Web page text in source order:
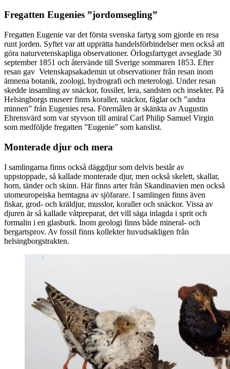
Fregatten Eugenies ”jordomsegling”
Fregatten Eugenie var det första svenska fartyg som gjorde en resa
runt jorden. Syftet var att upprätta handelsförbindelser men också att
göra naturvetenskapliga observationer. Örlogsfartyget avseglade 30
september 1851 och återvände till Sverige sommaren 1853. Efter
resan gav Vetenskapsakademin ut observationer från resan inom
ämnena botanik, zoologi, hydrografi och meterologi. Under resan
skedde insamling av snäckor, fossiler, lera, sandsten och insekter. På
Helsingborgs museer finns koraller, snäckor, fåglar och ”andra
minnen” från Eugenies resa. Föremålen är skänkta av Augustin
Ehrensvärd som var styvson till amiral Carl Philip Samuel Virgin
som medföljde fregatten ”Eugenie” som kanslist.
Monterade djur och mera
I samlingarna finns också däggdjur som delvis består av
uppstoppade, så kallade monterade djur, men också skelett, skallar,
horn, tänder och skinn. Här finns arter från Skandinavien men också
utomeuropeiska hemtagna av sjöfarare. I samlingen finns även
fiskar, grod- och kräldjur, musslor, koraller och snäckor. Vissa av
djuren är så kallade våtpreparat, det vill säga inlagda i sprit och
formalin i en glasburk. Inom geologi finns både mineral- och
bergartsprov. Av fossil finns kollekter huvudsakligen från
helsingborgstrakten.